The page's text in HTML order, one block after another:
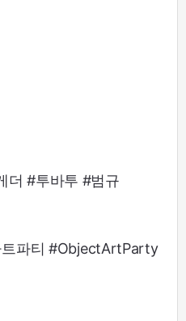
더 #투바투 #범규
파티 #ObjectArtParty